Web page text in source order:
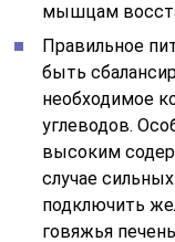
мышцам
Правильное
быть
необходимое
углеводов.
высоким
случае
подключить
говяжья